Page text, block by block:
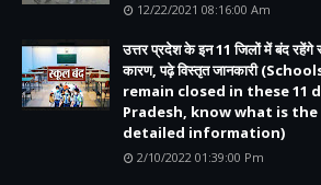
12/22/2021 08:16:00 Am
उत्तर प्रदेश के इन 11 जिलों में बंद
कारण, पढ़े विस्तृत जानकारी
remain closed in these
Pradesh, know what is
detailed information)
2/10/2022 01:39:00 Pm